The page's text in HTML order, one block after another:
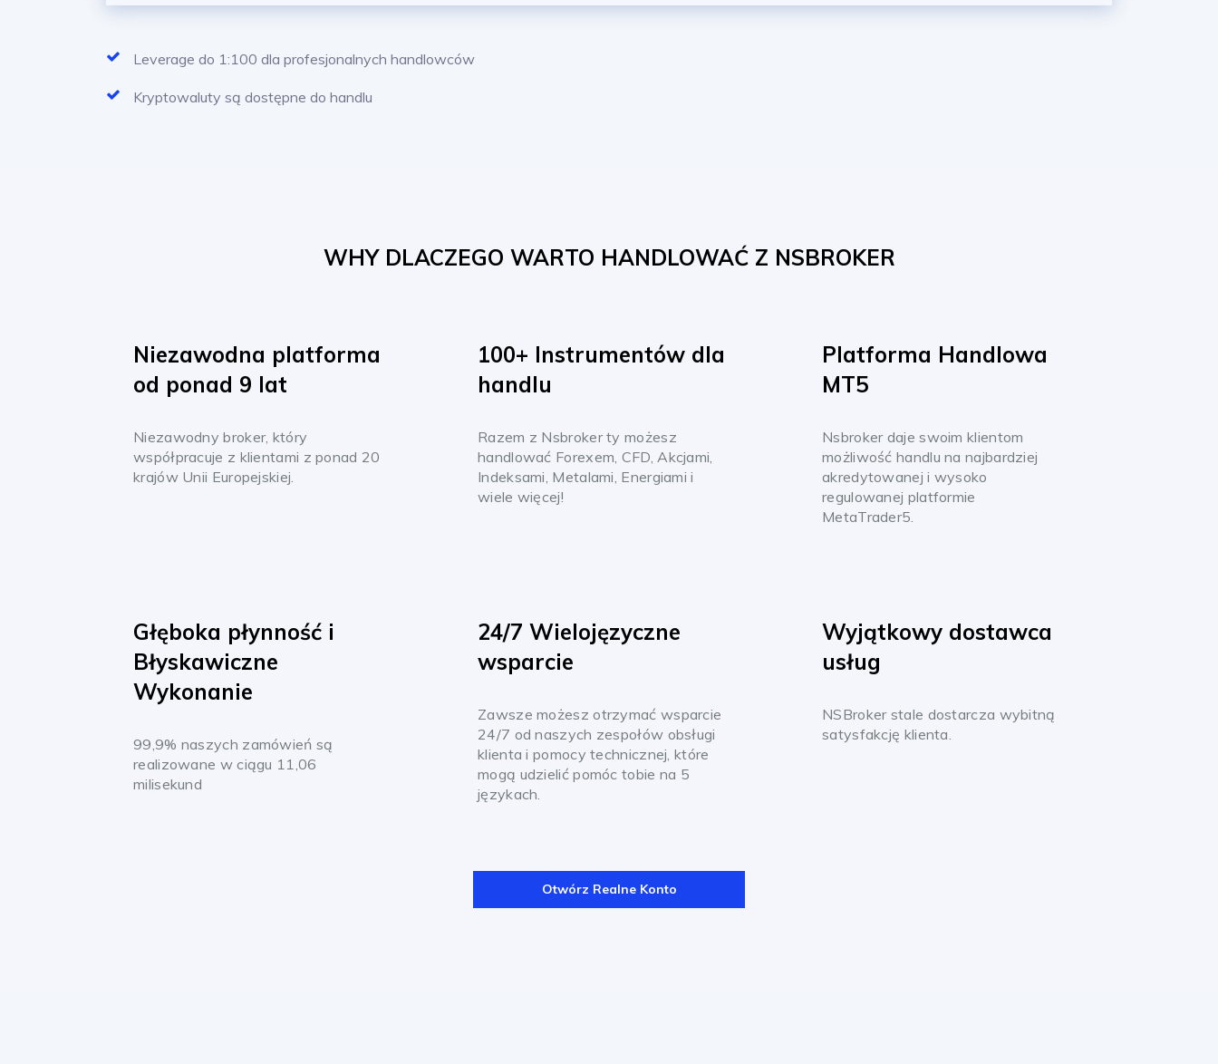
Leverage do 1:100 dla profesjonalnych handlowców
Kryptowaluty są dostępne do handlu
WHY DLACZEGO WARTO HANDLOWAĆ Z NSBROKER
Niezawodna platforma
od ponad 9 lat
Niezawodny broker, który
współpracuje z klientami z ponad 20
krajów Unii Europejskiej.
100+ Instrumentów dla
handlu
Razem z Nsbroker ty możesz
handlować Forexem, CFD, Akcjami,
Indeksami, Metalami, Energiami i
wiele więcej!
Platforma Handlowa
MT5
Nsbroker daje swoim klientom
możliwość handlu na najbardziej
akredytowanej i wysoko
regulowanej platformie
MetaTrader5.
Głęboka płynność i
Błyskawiczne
Wykonanie
99,9% naszych zamówień są
realizowane w ciągu 11,06
milisekund
24/7 Wielojęzyczne
wsparcie
Zawsze możesz otrzymać wsparcie
24/7 od naszych zespołów obsługi
klienta i pomocy technicznej, które
mogą udzielić pomóc tobie na 5
językach.
Wyjątkowy dostawca
usług
NSBroker stale dostarcza wybitną
satysfakcję klienta.
Otwórz Realne Konto